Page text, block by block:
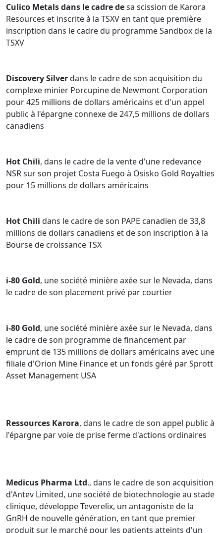
Culico Metals dans le cadre desa scission de Karora
Resources et inscrite à la TSXV en tant que première
inscription dans le cadre du programme Sandbox de la
TSXV
Discovery Silverdans le cadre de son acquisition du
complexe minier Porcupine de Newmont Corporation
pour 425 millions de dollars américains et d'un appel
public à l'épargne connexe de 247,5 millions de dollars
canadiens
Hot Chili, dans le cadre de la vente d'une redevance
NSR sur son projet Costa Fuego à Osisko Gold Royalties
pour 15 millions de dollars américains
Hot Chili dans le cadre de son PAPE canadien de 33,8
millions de dollars canadiens et de son inscription à la
Bourse de croissance TSX
i-80 Gold, une société minière axée sur le Nevada, dans
le cadre de son placement privé par courtier
i-80 Gold, une société minière axée sur le Nevada, dans
le cadre de son programme de financement par
emprunt de 135 millions de dollars américains avec une
filiale d'Orion Mine Finance et un fonds géré par Sprott
Asset Management USA
Ressources Karora, dans le cadre de son appel public à
l'épargne par voie de prise ferme d'actions ordinaires
Medicus Pharma Ltd., dans le cadre de son acquisition
d'Antev Limited, une société de biotechnologie au stade
clinique, développe Teverelix, un antagoniste de la
GnRH de nouvelle génération, en tant que premier
produit sur le marché pour les patients atteints d'un